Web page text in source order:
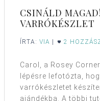
CSINÁLD
VARRÓKÉSZLET
ÍRTA: VIA 2
Carol, a Rosey
lépésre lefotózta,
varrókészletet
ajándékba. A többi